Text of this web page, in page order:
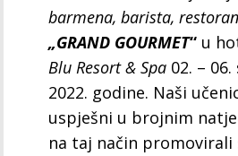
barmena, barista,
„GRAND GOURMET“ u
Blu Resort & Spa 02. –
2022. godine. Naši
uspješni u brojnim
na taj način promovirali